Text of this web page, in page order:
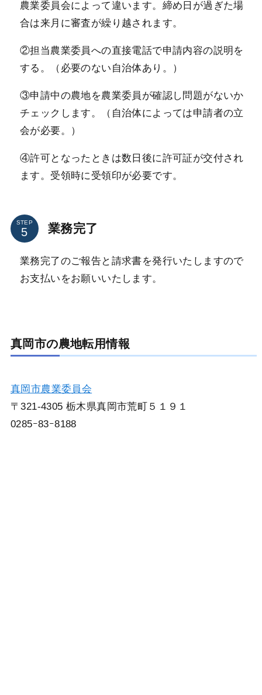
農業委員会によって違います。締め日が過ぎた場
合は来月に審査が繰り越されます。
②担当農業委員への直接電話で申請内容の説明を
する。（必要のない自治体あり。）
③申請中の農地を農業委員が確認し問題がないか
チェックします。（自治体によっては申請者の立
会が必要。）
④許可となったときは数日後に許可証が交付され
ます。受領時に受領印が必要です。
STEP 業務完了
業務完了のご報告と請求書を発行いたしますので
お支払いをお願いいたします。
真岡市の農地転用情報
真岡市農業委員会
〒321-4305 栃木県真岡市荒町５１９１
0285ｰ83ｰ8188